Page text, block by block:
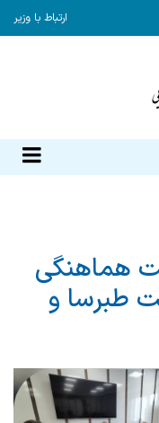
ارتباط با وزیر
هماهنگی
طبرسا و